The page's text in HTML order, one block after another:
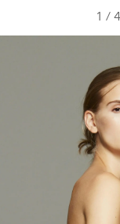
1 / 4